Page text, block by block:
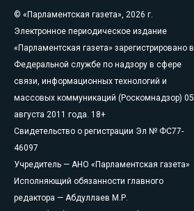
© «Парламентская газета», 2026 г.
Электронное периодическое издание
«Парламентская газета» зарегистрировано в
Федеральной службе по надзору в сфере
связи, информационных технологий и
массовых коммуникаций (Роскомнадзор) 05
августа 2011 года. 18+
Свидетельство о регистрации Эл № ФС77-
46097
Учредитель — АНО «Парламентская газета»
Исполняющий обязанности главного
редактора — Абдуллаев М.Р.